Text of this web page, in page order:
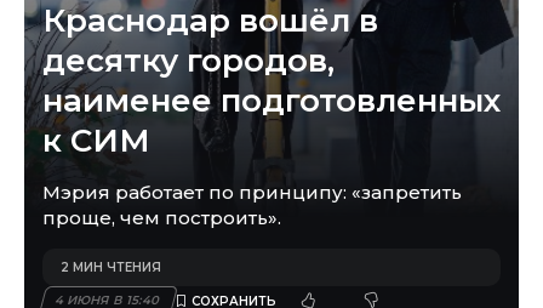
Краснодар вошёл в
десятку городов,
наименее подготовленных
к СИМ
Мэрия работает по принципу: «запретить
проще, чем построить».
4 ИЮНЯ В 15:40
2 МИН ЧТЕНИЯ